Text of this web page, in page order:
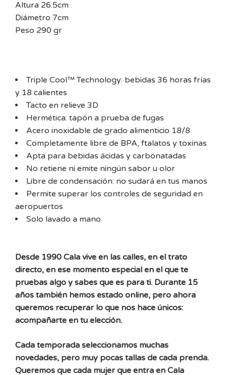
Altura 26.5cm
Diámetro 7cm
Peso 290 gr
Triple Cool™ Technology: bebidas 36 horas frías
y 18 calientes
Tacto en relieve 3D
Hermética: tapón a prueba de fugas
Acero inoxidable de grado alimenticio 18/8
Completamente libre de BPA, ftalatos y toxinas
Apta para bebidas ácidas y carbonatadas
No retiene ni emite ningún sabor u olor
Libre de condensación: no sudará en tus manos
Permite superar los controles de seguridad en
aeropuertos
Solo lavado a mano
Desde 1990 Cala vive en las calles, en el trato
directo, en ese momento especial en el que te
pruebas algo y sabes que es para ti. Durante 15
años también hemos estado online, pero ahora
queremos recuperar lo que nos hace únicos:
acompañarte en tu elección.
Cada temporada seleccionamos muchas
novedades, pero muy pocas tallas de cada prenda.
Queremos que cada mujer que entra en Cala